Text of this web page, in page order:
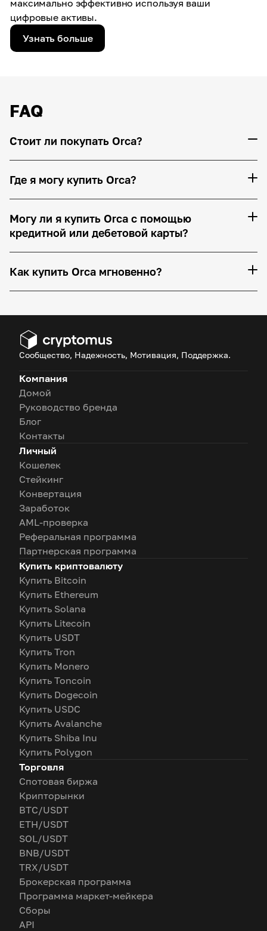
максимально эффективно используя ваши
цифровые активы.
Узнать больше
FAQ
Стоит ли покупать Orca?
Где я могу купить Orca?
Могу ли я купить Orca с помощью
кредитной или дебетовой карты?
Как купить Orca мгновенно?
Сообщество, Надежность, Мотивация, Поддержка.
Компания
Домой
Руководство бренда
Блог
Контакты
Личный
Кошелек
Стейкинг
Конвертация
Заработок
AML-проверка
Реферальная программа
Партнерская программа
Купить криптовалюту
Купить Bitcoin
Купить Ethereum
Купить Solana
Купить Litecoin
Купить USDT
Купить Tron
Купить Monero
Купить Toncoin
Купить Dogecoin
Купить USDC
Купить Avalanche
Купить Shiba Inu
Купить Polygon
Торговля
Спотовая биржа
Крипторынки
BTC/USDT
ETH/USDT
SOL/USDT
BNB/USDT
TRX/USDT
Брокерская программа
Программа маркет-мейкера
Сборы
API